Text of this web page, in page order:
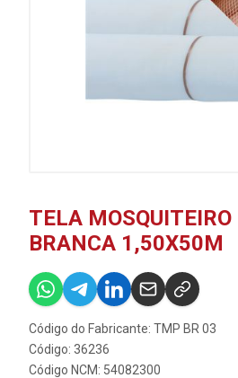
TELA
BRANCA 1,50X50M
Código do Fabricante: TMP BR 03
Código: 36236
Código NCM: 54082300